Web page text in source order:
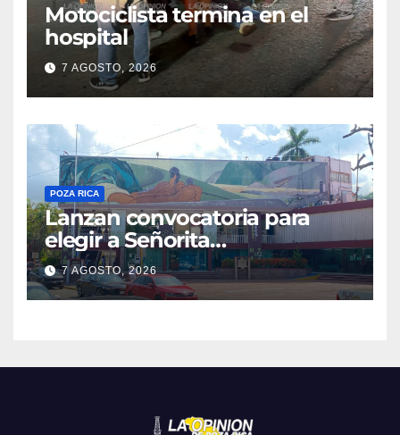
Motociclista termina en el
hospital
7 AGOSTO, 2026
POZA RICA
Lanzan convocatoria para
elegir a Señorita
Independencia, Patria y
Libertad 2026
7 AGOSTO, 2026